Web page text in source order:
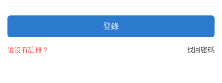
登錄
找回密碼
還沒有註冊？